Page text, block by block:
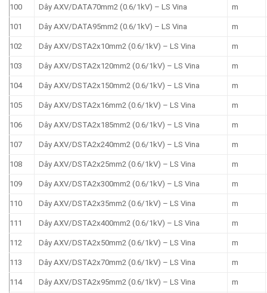
100 Dây AXV/DATA70mm2 (0.6/1kV) – LS Vina m
101 Dây AXV/DATA95mm2 (0.6/1kV) – LS Vina m
102 Dây AXV/DSTA2x10mm2 (0.6/1kV) – LS Vina m
103 Dây AXV/DSTA2x120mm2 (0.6/1kV) – LS Vina m
104 Dây AXV/DSTA2x150mm2 (0.6/1kV) – LS Vina m
105 Dây AXV/DSTA2x16mm2 (0.6/1kV) – LS Vina m
106 Dây AXV/DSTA2x185mm2 (0.6/1kV) – LS Vina m
107 Dây AXV/DSTA2x240mm2 (0.6/1kV) – LS Vina m
108 Dây AXV/DSTA2x25mm2 (0.6/1kV) – LS Vina m
109 Dây AXV/DSTA2x300mm2 (0.6/1kV) – LS Vina m
110 Dây AXV/DSTA2x35mm2 (0.6/1kV) – LS Vina m
111 Dây AXV/DSTA2x400mm2 (0.6/1kV) – LS Vina m
112 Dây AXV/DSTA2x50mm2 (0.6/1kV) – LS Vina m
113 Dây AXV/DSTA2x70mm2 (0.6/1kV) – LS Vina m
114 Dây AXV/DSTA2x95mm2 (0.6/1kV) – LS Vina m